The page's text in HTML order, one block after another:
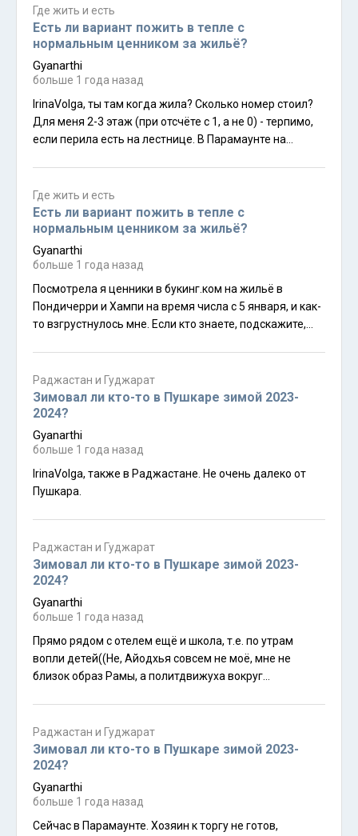
Пушкаре судя по гуглу. А в Пушкаре - дубак начался и
серое небо :( Я погуглила о Нагешваре - он в 20
километрах. Для ежедневных медитаций автобус/
рикша туда-обратно как-то бесмысленно((Дварка как
зимний вариант отпадает, значит.
Где жить и есть
Есть ли вариант пожить в тепле с
нормальным ценником за жильё?
Gyanarthi
больше 1 года назад
IrinaVolga, ты там когда жила? Сколько номер стоил?
Для меня 2-3 этаж (при отсчёте с 1, а не 0) - терпимо,
если перила есть на лестнице. В Парамаунте на
Где жить и есть
Есть ли вариант пожить в тепле с
нормальным ценником за жильё?
Gyanarthi
больше 1 года назад
Посмотрела я ценники в букинг.ком на жильё в
Пондичерри и Хампи на время числа с 5 января, и как-
то взгрустнулось мне. Если кто знаете, подскажите,
более-менее нормальная инфраструктура, в которых
храмы не преимущественно вайшнавские? Море
вблизи не обязательно.В Дварке с инфраструктурой
как - грустно?
Раджастан и Гуджарат
Зимовал ли кто-то в Пушкаре зимой 2023-
2024?
Gyanarthi
больше 1 года назад
IrinaVolga, также в Раджастане. Не очень далеко от
Пушкара.
Раджастан и Гуджарат
Зимовал ли кто-то в Пушкаре зимой 2023-
2024?
Gyanarthi
больше 1 года назад
Прямо рядом с отелем ещё и школа, т.е. по утрам
вопли детей((Не, Айодхья совсем не моё, мне не
близок образ Рамы, а политдвижуха вокруг
западных кафешек нет вообще, но кухня есть. А
молотый кофе и шоколадный сироп у меня с собой.
Раджастан и Гуджарат
Зимовал ли кто-то в Пушкаре зимой 2023-
2024?
Gyanarthi
больше 1 года назад
Сейчас в Парамаунте. Хозяин к торгу не готов,